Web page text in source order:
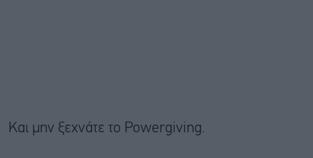
Και μην ξεχνάτε το Powergiving.